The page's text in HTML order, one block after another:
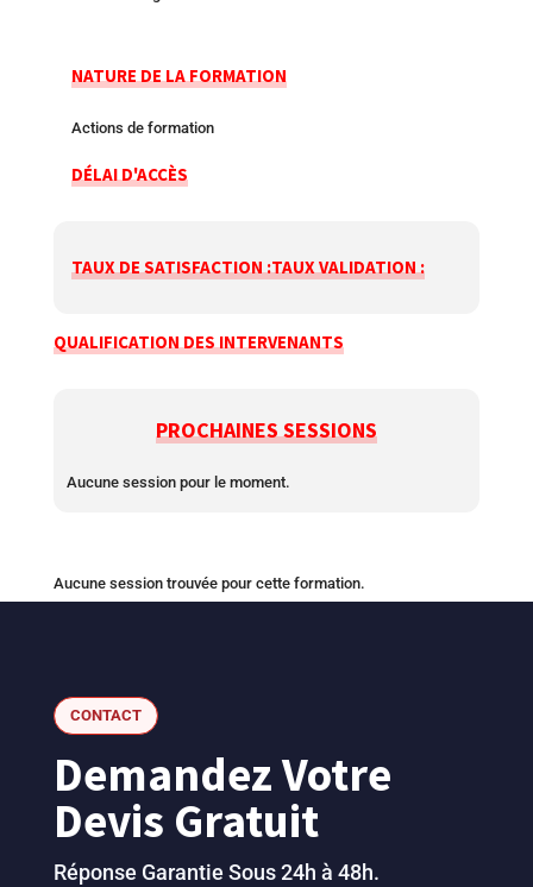
NATURE DE LA FORMATION
Actions de formation
DÉLAI D'ACCÈS
TAUX DE SATISFACTION :TAUX VALIDATION :
QUALIFICATION DES INTERVENANTS
PROCHAINES SESSIONS
Aucune session pour le moment.
Aucune session trouvée pour cette formation.
CONTACT
Demandez Votre
Devis Gratuit
Réponse Garantie Sous 24h à 48h.